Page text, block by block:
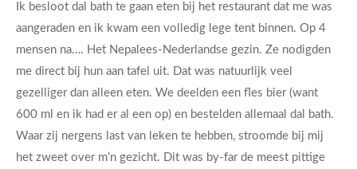
Ik besloot dal bath te gaan eten bij het restaurant dat me was
aangeraden en ik kwam een volledig lege tent binnen. Op 4
mensen na…. Het Nepalees-Nederlandse gezin. Ze nodigden
me direct bij hun aan tafel uit. Dat was natuurlijk veel
gezelliger dan alleen eten. We deelden een fles bier (want
600 ml en ik had er al een op) en bestelden allemaal dal bath.
Waar zij nergens last van leken te hebben, stroomde bij mij
het zweet over m’n gezicht. Dit was by-far de meest pittige